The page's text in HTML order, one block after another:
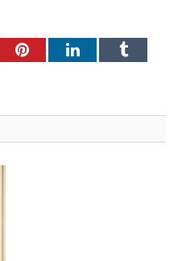
PinterestLinkedInTumblr